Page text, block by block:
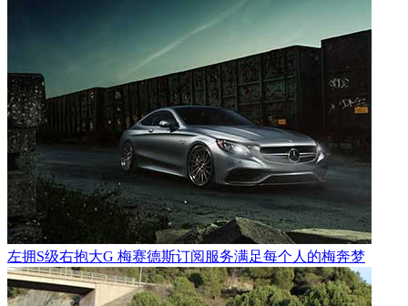
左拥S级右抱大G 梅赛德斯订阅服务满足每个人的梅奔梦